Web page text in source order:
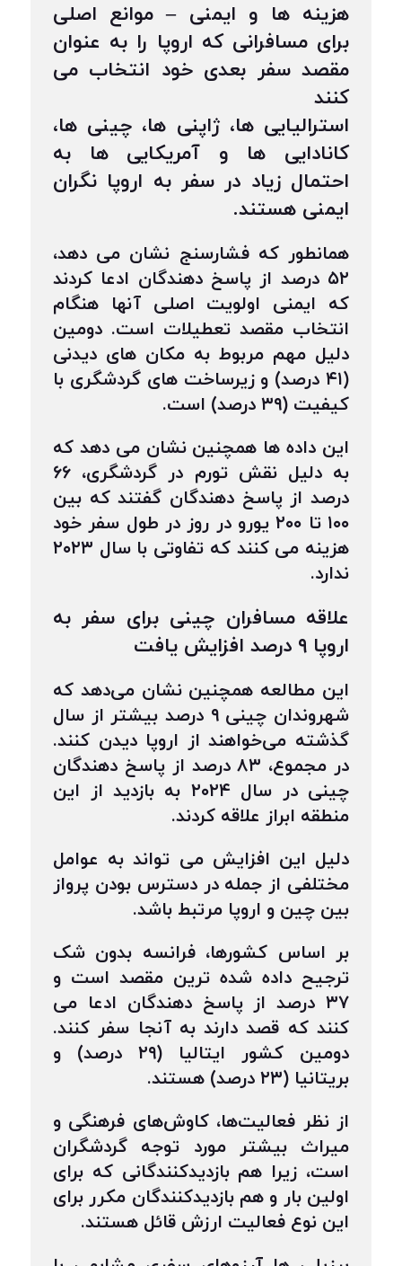
هزینه ها و ایمنی – موانع اصلی
برای مسافرانی که اروپا را به عنوان
مقصد سفر بعدی خود انتخاب می
کنند
استرالیایی ها، ژاپنی ها، چینی ها،
کانادایی ها و آمریکایی ها به
احتمال زیاد در سفر به اروپا نگران
ایمنی هستند.
همانطور که فشارسنج نشان می دهد،
۵۲ درصد از پاسخ دهندگان ادعا کردند
که ایمنی اولویت اصلی آنها هنگام
انتخاب مقصد تعطیلات است. دومین
دلیل مهم مربوط به مکان های دیدنی
(۴۱ درصد) و زیرساخت های گردشگری با
کیفیت (۳۹ درصد) است.
این داده ها همچنین نشان می دهد که
به دلیل نقش تورم در گردشگری، ۶۶
درصد از پاسخ دهندگان گفتند که بین
۱۰۰ تا ۲۰۰ یورو در روز در طول سفر خود
هزینه می کنند که تفاوتی با سال ۲۰۲۳
ندارد.
علاقه مسافران چینی برای سفر به
اروپا ۹ درصد افزایش یافت
این مطالعه همچنین نشان می‌دهد که
شهروندان چینی ۹ درصد بیشتر از سال
گذشته می‌خواهند از اروپا دیدن کنند.
در مجموع، ۸۳ درصد از پاسخ دهندگان
چینی در سال ۲۰۲۴ به بازدید از این
منطقه ابراز علاقه کردند.
دلیل این افزایش می تواند به عوامل
مختلفی از جمله در دسترس بودن پرواز
بین چین و اروپا مرتبط باشد.
بر اساس کشورها، فرانسه بدون شک
ترجیح داده شده ترین مقصد است و
۳۷ درصد از پاسخ دهندگان ادعا می
کنند که قصد دارند به آنجا سفر کنند.
دومین کشور ایتالیا (۲۹ درصد) و
بریتانیا (۲۳ درصد) هستند.
از نظر فعالیت‌ها، کاوش‌های فرهنگی و
میراث بیشتر مورد توجه گردشگران
است، زیرا هم بازدیدکنندگانی که برای
اولین بار و هم بازدیدکنندگان مکرر برای
این نوع فعالیت ارزش قائل هستند.